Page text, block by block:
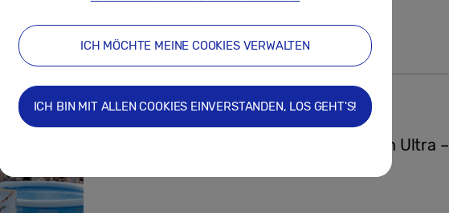
Pressemitteilungen
Zum Launch der Samsung Galaxy Watch Ultra
ICH MÖCHTE MEINE COOKIES VERWALTEN
ICH BIN MIT ALLEN COOKIES EINVERSTANDEN, LOS GEHT'S!